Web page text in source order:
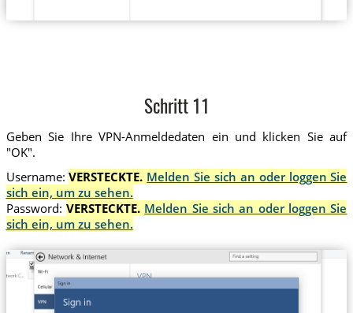
Schritt 11
Geben Sie Ihre VPN-Anmeldedaten ein und klicken Sie auf
"OK".
Username:VERSTECKTE. Melden Sie sich an oder loggen Sie
sich ein, um zu sehen.
Password: VERSTECKTE. Melden Sie sich an oder loggen Sie
sich ein, um zu sehen.